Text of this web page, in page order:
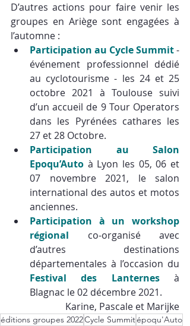
D’autres actions pour faire venir les
groupes en Ariège sont engagées à
l’automne :
Participation au Cycle Summit -
événement professionnel dédié
au cyclotourisme - les 24 et 25
octobre 2021 à Toulouse suivi
d’un accueil de 9 Tour Operators
dans les Pyrénées cathares les
27 et 28 Octobre.
Participation au Salon
Epoqu’Auto à Lyon les 05, 06 et
07 novembre 2021, le salon
international des autos et motos
anciennes.
Participation à un workshop
régional co-organisé avec
d’autres destinations
départementales à l’occasion du
Festival des Lanternes à
Blagnac le 02 décembre 2021.
Karine, Pascale et Marijke
éditions groupes 2022Cycle Summitépoqu'Auto